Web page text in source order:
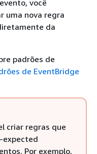
você
uma nova regra
da
padrões de
de EventBridge
criar regras que
expected
Por exemplo,